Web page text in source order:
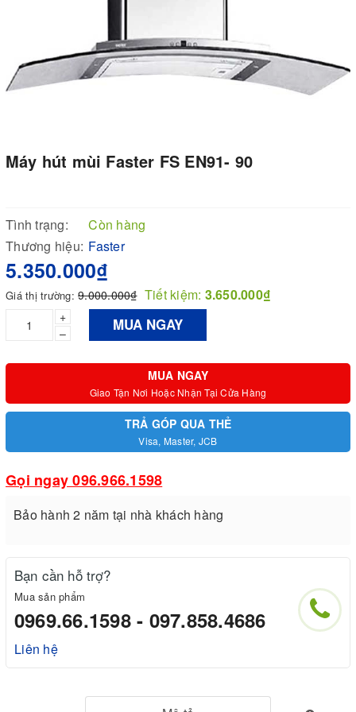
Máy hút mùi Faster FS EN91- 90
Tình trạng:
Còn hàng
Thương hiệu: Faster
5.350.000₫
Giá thị trường: 9.000.000₫ Tiết kiệm: 3.650.000₫
+
–
MUA NGAY
MUA NGAY
Giao Tận Nơi Hoặc Nhận Tại Cửa Hàng
TRẢ GÓP QUA THẺ
Visa, Master, JCB
Gọi ngay 096.966.1598
Bảo hành 2 năm tại nhà khách hàng
Bạn cần hỗ trợ?
Mua sản phẩm
0969.66.1598 - 097.858.4686
Liên hệ